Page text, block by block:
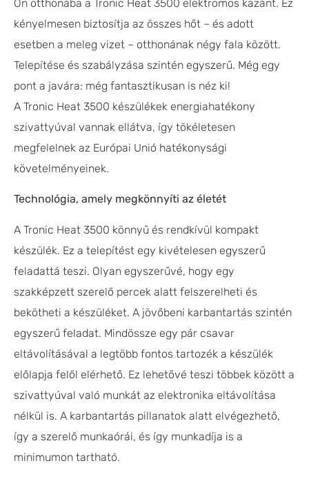
Ön otthonába a Tronic Heat 3500 elektromos kazánt. Ez
kényelmesen biztosítja az összes hőt – és adott
esetben a meleg vizet – otthonának négy fala között.
Telepítése és szabályzása szintén egyszerű. Még egy
pont a javára: még fantasztikusan is néz ki!
A Tronic Heat 3500 készülékek energiahatékony
szivattyúval vannak ellátva, így tökéletesen
megfelelnek az Európai Unió hatékonysági
követelményeinek.
Technológia, amely megkönnyíti az életét
A Tronic Heat 3500 könnyű és rendkívül kompakt
készülék. Ez a telepítést egy kivételesen egyszerű
feladattá teszi. Olyan egyszerűvé, hogy egy
szakképzett szerelő percek alatt felszerelheti és
bekötheti a készüléket. A jövőbeni karbantartás szintén
egyszerű feladat. Mindössze egy pár csavar
eltávolításával a legtöbb fontos tartozék a készülék
előlapja felől elérhető. Ez lehetővé teszi többek között a
szivattyúval való munkát az elektronika eltávolítása
nélkül is. A karbantartás pillanatok alatt elvégezhető,
így a szerelő munkaórái, és így munkadíja is a
minimumon tartható.